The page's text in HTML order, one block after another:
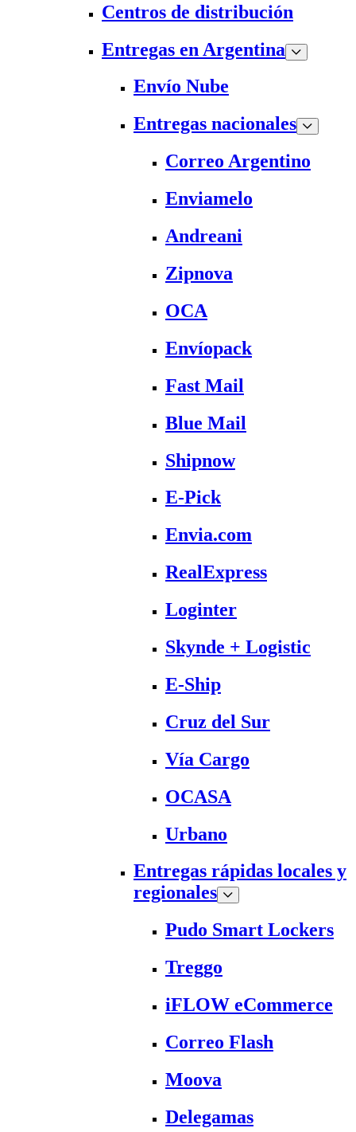
Centros de distribución
Entregas en Argentina
Envío Nube
Entregas nacionales
Correo Argentino
Enviamelo
Andreani
Zipnova
OCA
Envíopack
Fast Mail
Blue Mail
Shipnow
E-Pick
Envia.com
RealExpress
Loginter
Skynde + Logistic
E-Ship
Cruz del Sur
Vía Cargo
OCASA
Urbano
Entregas rápidas locales y
regionales
Pudo Smart Lockers
Treggo
iFLOW eCommerce
Correo Flash
Moova
Delegamas